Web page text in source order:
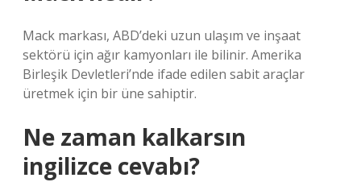
Mack markası, ABD’deki uzun ulaşım ve inşaat
sektörü için ağır kamyonları ile bilinir. Amerika
Birleşik Devletleri’nde ifade edilen sabit araçlar
üretmek için bir üne sahiptir.
Ne zaman kalkarsın
ingilizce cevabı?